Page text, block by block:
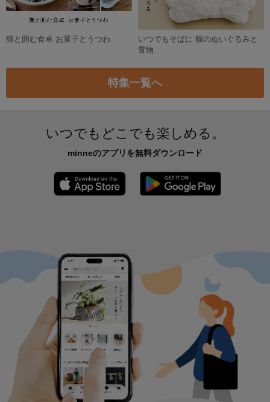
猫と囲む食卓 お菓子とうつわ
いつでもそばに 猫のぬいぐるみと
置物
特集一覧へ
いつでもどこでも楽しめる。
minneのアプリを無料ダウンロード
App Store からダウンロード